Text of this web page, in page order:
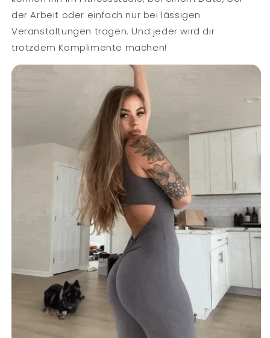
der Arbeit oder einfach nur bei lässigen
Veranstaltungen tragen. Und jeder wird dir
trotzdem Komplimente machen!